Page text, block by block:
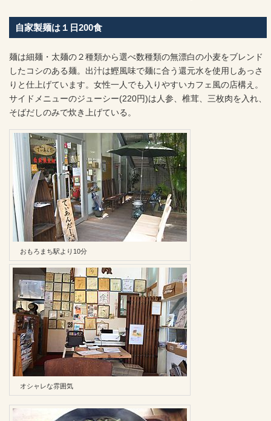
自家製麺は１日200食
麺は細麺・太麺の２種類から選べ数種類の無漂白の小麦をブレンド
したコシのある麺。出汁は鰹風味で麺に合う還元水を使用しあっさ
りと仕上げています。女性一人でも入りやすいカフェ風の店構え。
サイドメニューのジューシー(220円)は人参、椎茸、三枚肉を入れ、
そばだしのみで炊き上げている。
おもろまち駅より10分
オシャレな雰囲気